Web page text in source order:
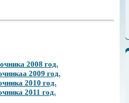
2008 год.
2009 год.
2010 год.
2011 год.